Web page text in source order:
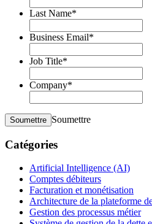
Last Name*
Business Email*
Job Title*
Company*
Soumettre Soumettre
Catégories
Artificial Intelligence (AI)
Comptes débiteurs
Facturation et monétisation
Architecture de la plateforme
Gestion des processus métier